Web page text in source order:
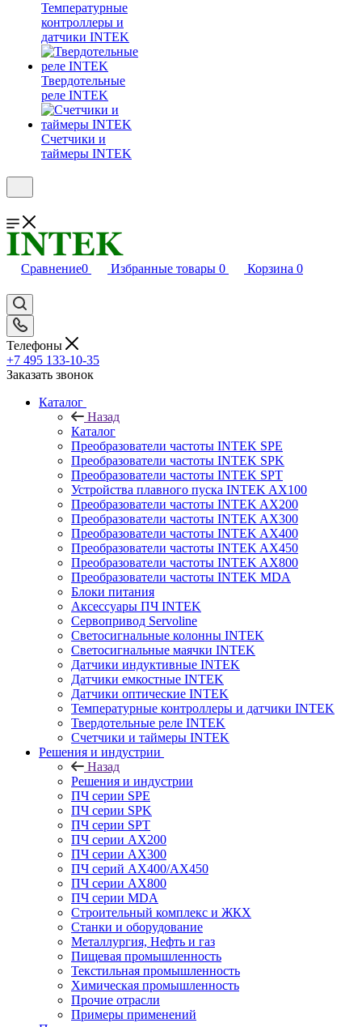
Температурные
контроллеры и
датчики INTEK
Твердотельные
реле INTEK
Счетчики и
таймеры INTEK
Сравнение0 Избранные товары 0 Корзина 0
Телефоны
+7 495 133-10-35
Заказать звонок
Каталог
Назад
Каталог
Преобразователи частоты INTEK SPE
Преобразователи частоты INTEK SPK
Преобразователи частоты INTEK SPT
Устройства плавного пуска INTEK AX100
Преобразователи частоты INTEK AX200
Преобразователи частоты INTEK AX300
Преобразователи частоты INTEK AX400
Преобразователи частоты INTEK AX450
Преобразователи частоты INTEK AX800
Преобразователи частоты INTEK MDA
Блоки питания
Аксессуары ПЧ INTEK
Сервопривод Servoline
Светосигнальные колонны INTEK
Светосигнальные маячки INTEK
Датчики индуктивные INTEK
Датчики емкостные INTEK
Датчики оптические INTEK
Температурные контроллеры и датчики INTEK
Твердотельные реле INTEK
Счетчики и таймеры INTEK
Решения и индустрии
Назад
Решения и индустрии
ПЧ серии SPE
ПЧ серии SPK
ПЧ серии SPT
ПЧ серии AX200
ПЧ серии AX300
ПЧ серий AX400/AX450
ПЧ серии AX800
ПЧ серии MDA
Строительный комплекс и ЖКХ
Станки и оборудование
Металлургия, Нефть и газ
Пищевая промышленность
Текстильная промышленность
Химическая промышленность
Прочие отрасли
Примеры применений